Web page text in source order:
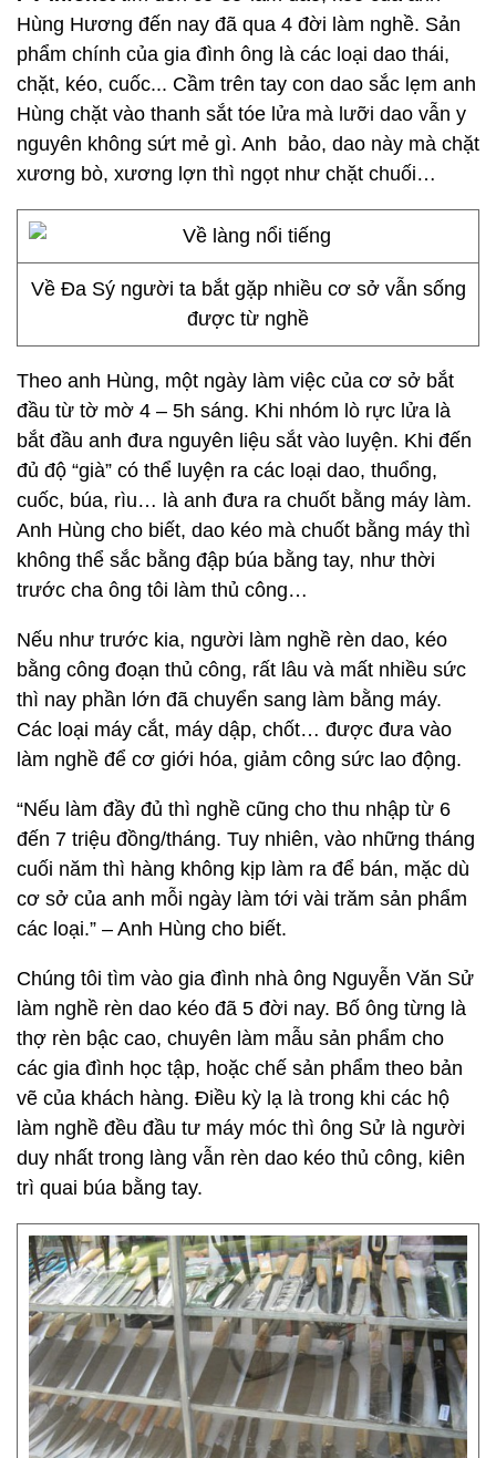
Hùng Hương đến nay đã qua 4 đời làm nghề. Sản
phẩm chính của gia đình ông là các loại dao thái,
chặt, kéo, cuốc... Cầm trên tay con dao sắc lẹm anh
Hùng chặt vào thanh sắt tóe lửa mà lưỡi dao vẫn y
nguyên không sứt mẻ gì. Anh bảo, dao này mà chặt
xương bò, xương lợn thì ngọt như chặt chuối…
Về Đa Sý người ta bắt gặp nhiều cơ sở vẫn sống
được từ nghề
Theo anh Hùng, một ngày làm việc của cơ sở bắt
đầu từ tờ mờ 4 – 5h sáng. Khi nhóm lò rực lửa là
bắt đầu anh đưa nguyên liệu sắt vào luyện. Khi đến
đủ độ “già” có thể luyện ra các loại dao, thuổng,
cuốc, búa, rìu… là anh đưa ra chuốt bằng máy làm.
Anh Hùng cho biết, dao kéo mà chuốt bằng máy thì
không thể sắc bằng đập búa bằng tay, như thời
trước cha ông tôi làm thủ công…
Nếu như trước kia, người làm nghề rèn dao, kéo
bằng công đoạn thủ công, rất lâu và mất nhiều sức
thì nay phần lớn đã chuyển sang làm bằng máy.
Các loại máy cắt, máy dập, chốt… được đưa vào
làm nghề để cơ giới hóa, giảm công sức lao động.
“Nếu làm đầy đủ thì nghề cũng cho thu nhập từ 6
đến 7 triệu đồng/tháng. Tuy nhiên, vào những tháng
cuối năm thì hàng không kịp làm ra để bán, mặc dù
cơ sở của anh mỗi ngày làm tới vài trăm sản phẩm
các loại.” – Anh Hùng cho biết.
Chúng tôi tìm vào gia đình nhà ông Nguyễn Văn Sử
làm nghề rèn dao kéo đã 5 đời nay. Bố ông từng là
thợ rèn bậc cao, chuyên làm mẫu sản phẩm cho
các gia đình học tập, hoặc chế sản phẩm theo bản
vẽ của khách hàng. Điều kỳ lạ là trong khi các hộ
làm nghề đều đầu tư máy móc thì ông Sử là người
duy nhất trong làng vẫn rèn dao kéo thủ công, kiên
trì quai búa bằng tay.